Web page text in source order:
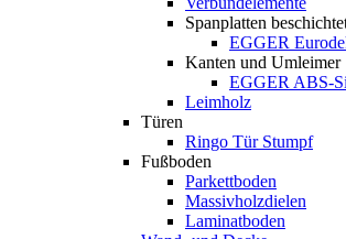
Spanplatten
EGGER
Kanten und Umleimer
EGGER ABS-
Leimholz
Türen
Ringo Tür Stumpf
Fußboden
Parkettboden
Massivholzdielen
Laminatboden